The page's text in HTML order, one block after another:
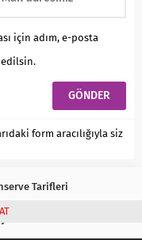
için adım, e-posta
form aracılığıyla siz
Tarifleri
Tarifleri